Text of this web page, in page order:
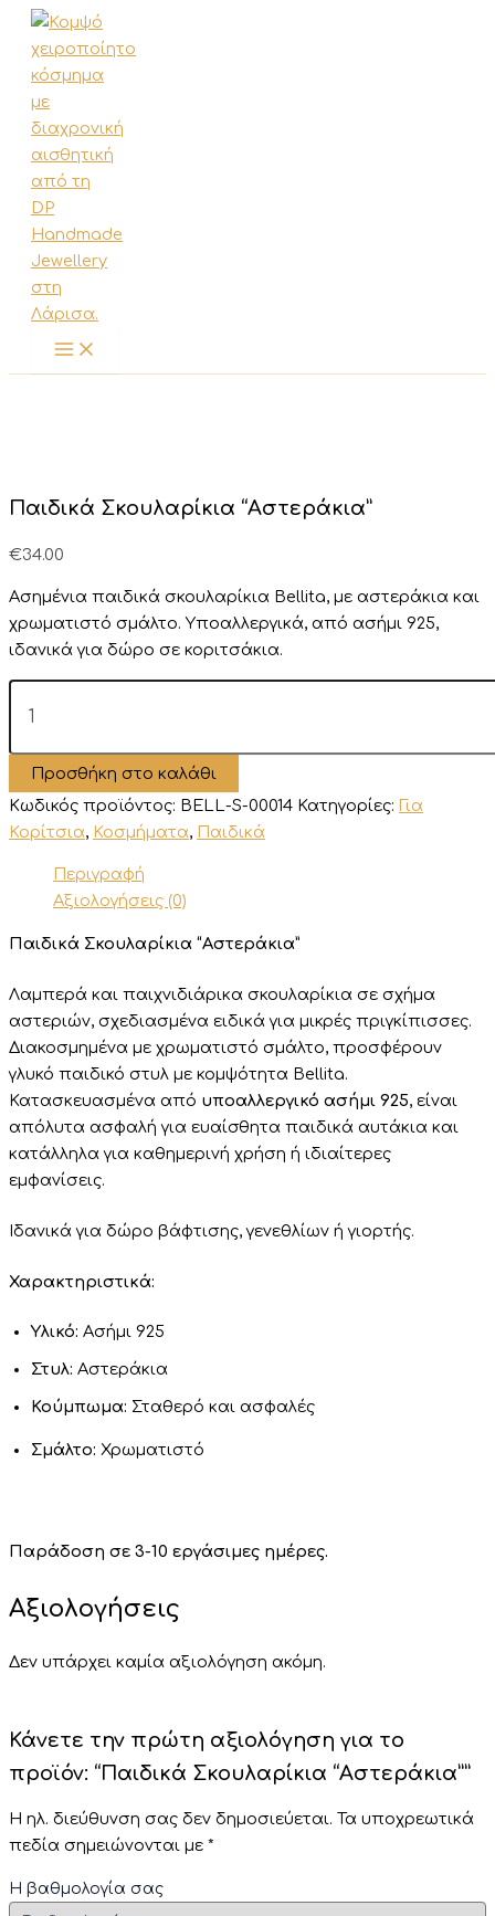
Μετάβαση
στο
περιεχόμενο
Παιδικά Σκουλαρίκια “Αστεράκια”
€34.00
Ασημένια παιδικά σκουλαρίκια Bellita, με αστεράκια και
χρωματιστό σμάλτο. Υποαλλεργικά, από ασήμι 925,
ιδανικά για δώρο σε κοριτσάκια.
Παιδικά
Σκουλαρίκια
ποσότητα
Προσθήκη στο καλάθι
Κωδικός προϊόντος: BELL-S-00014 Κατηγορίες: Για
Κορίτσια, Κοσμήματα, Παιδικά
Περιγραφή
Αξιολογήσεις (0)
Παιδικά Σκουλαρίκια “Αστεράκια”
Λαμπερά και παιχνιδιάρικα σκουλαρίκια σε σχήμα
αστεριών, σχεδιασμένα ειδικά για μικρές πριγκίπισσες.
Διακοσμημένα με χρωματιστό σμάλτο, προσφέρουν
γλυκό παιδικό στυλ με κομψότητα Bellita.
Κατασκευασμένα από υποαλλεργικό ασήμι 925, είναι
απόλυτα ασφαλή για ευαίσθητα παιδικά αυτάκια και
κατάλληλα για καθημερινή χρήση ή ιδιαίτερες
εμφανίσεις.
Ιδανικά για δώρο βάφτισης, γενεθλίων ή γιορτής.
Χαρακτηριστικά:
Υλικό: Ασήμι 925
Στυλ: Αστεράκια
Κούμπωμα: Σταθερό και ασφαλές
Σμάλτο: Χρωματιστό
Παράδοση σε 3-10 εργάσιμες ημέρες.
Αξιολογήσεις
Δεν υπάρχει καμία αξιολόγηση ακόμη.
Κάνετε την πρώτη αξιολόγηση για το
προϊόν: “Παιδικά Σκουλαρίκια “Αστεράκια””
Η ηλ. διεύθυνση σας δεν δημοσιεύεται. Τα υποχρεωτικά
πεδία σημειώνονται με *
Η βαθμολογία σας